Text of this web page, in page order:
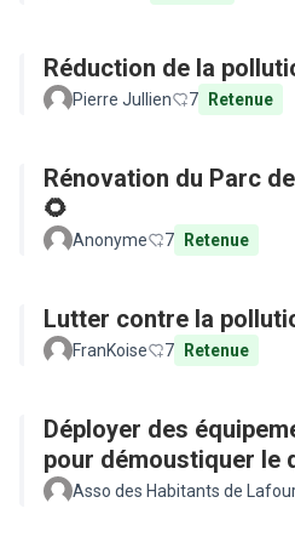
Réduction de la
Pierre Jullien 7 Retenue
Rénovation du Parc
🌻
Anonyme 7 Retenue
Lutter contre la
FranKoise 7 Retenue
Déployer des
pour démoustiquer le
Asso des Habitants de